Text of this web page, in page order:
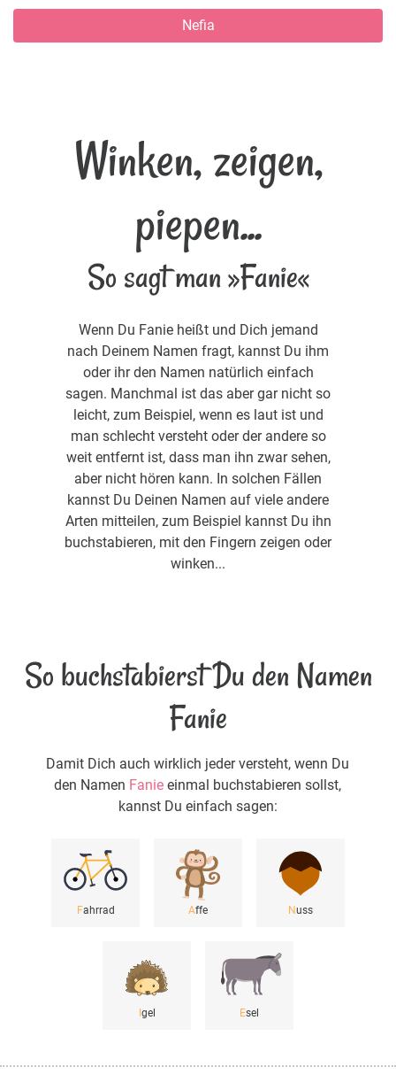
Nefia
Winken, zeigen,
piepen...
So sagt man »Fanie«
Wenn Du Fanie heißt und Dich jemand
nach Deinem Namen fragt, kannst Du ihm
oder ihr den Namen natürlich einfach
sagen. Manchmal ist das aber gar nicht so
leicht, zum Beispiel, wenn es laut ist und
man schlecht versteht oder der andere so
weit entfernt ist, dass man ihn zwar sehen,
aber nicht hören kann. In solchen Fällen
kannst Du Deinen Namen auf viele andere
Arten mitteilen, zum Beispiel kannst Du ihn
buchstabieren, mit den Fingern zeigen oder
winken...
So buchstabierst Du den Namen
Fanie
Damit Dich auch wirklich jeder versteht, wenn Du
den Namen Fanie einmal buchstabieren sollst,
kannst Du einfach sagen:
Fahrrad Affe Nuss
Igel Esel